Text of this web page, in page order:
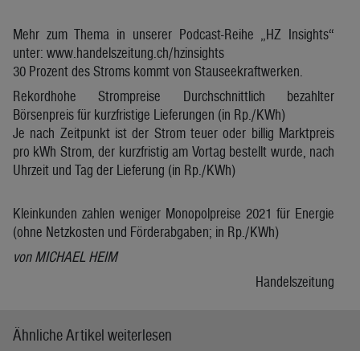
Mehr zum Thema in unserer Podcast-Reihe „HZ Insights“
unter: www.handelszeitung.ch/hzinsights
30 Prozent des Stroms kommt von Stauseekraftwerken.
Rekordhohe Strompreise Durchschnittlich bezahlter
Börsenpreis für kurzfristige Lieferungen (in Rp./KWh)
Je nach Zeitpunkt ist der Strom teuer oder billig Marktpreis
pro kWh Strom, der kurzfristig am Vortag bestellt wurde, nach
Uhrzeit und Tag der Lieferung (in Rp./KWh)
Kleinkunden zahlen weniger Monopolpreise 2021 für Energie
(ohne Netzkosten und Förderabgaben; in Rp./KWh)
von MICHAEL HEIM
Handelszeitung
Ähnliche Artikel weiterlesen